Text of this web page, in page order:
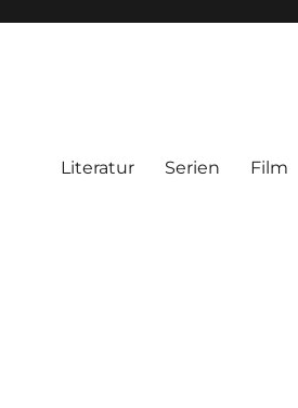
Literatur Serien Film